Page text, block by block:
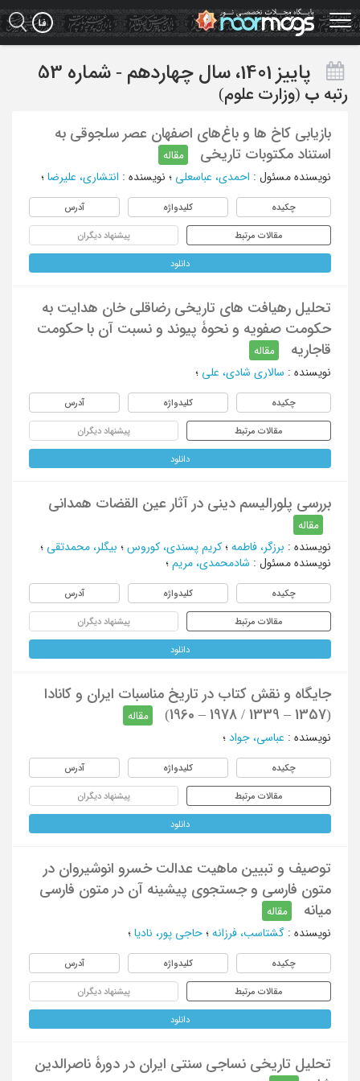
Skip
to
main
پاییز 1401، سال چهاردهم - شماره 53
رتبه ب (وزارت علوم)
بازیابی کاخ ها و باغ‌های اصفهان عصر سلجوقی به
استناد مکتوبات تاریخی
مقاله
نویسنده مسئول : احمدی، عباسعلی ؛ نویسنده : انتشاری، علیرضا ؛
چکیده کلیدواژه آدرس
مقالات مرتبط پیشنهاد دیگران
دانلود
تحلیل رهیافت های تاریخی رضاقلی خان هدایت به
حکومت صفویه و نحوۀ پیوند و نسبت آن با حکومت
قاجاریه
مقاله
نویسنده : سالاری شادی، علی ؛
چکیده کلیدواژه آدرس
مقالات مرتبط پیشنهاد دیگران
دانلود
بررسی پلورالیسم دینی در آثار عین القضات همدانی
مقاله
نویسنده : برزگر، فاطمه ؛ کریم پسندی، کوروس ؛ بیگلر، محمدتقی ؛
نویسنده مسئول : شادمحمدی، مریم ؛
چکیده کلیدواژه آدرس
مقالات مرتبط پیشنهاد دیگران
دانلود
جایگاه و نقش کتاب در تاریخ مناسبات ایران و کانادا
(1357 – 1339 / 1978 – 1960)
مقاله
نویسنده : عباسی، جواد ؛
چکیده کلیدواژه آدرس
مقالات مرتبط پیشنهاد دیگران
دانلود
توصیف و تبیین ماهیت عدالت خسرو انوشیروان در
متون فارسی و جستجوی پیشینه آن در متون فارسی
میانه
مقاله
نویسنده : گشتاسب، فرزانه ؛ حاجی پور، نادیا ؛
چکیده کلیدواژه آدرس
مقالات مرتبط پیشنهاد دیگران
دانلود
تحلیل تاریخی نساجی سنتی ایران در دورۀ ناصرالدین